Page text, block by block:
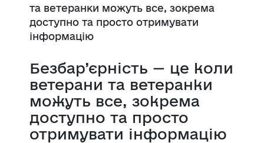
та ветеранки можуть все, зокрема
доступно та просто отримувати
інформацію
Безбар’єрність — це коли
ветерани та ветеранки
можуть все, зокрема
доступно та просто
отримувати інформацію